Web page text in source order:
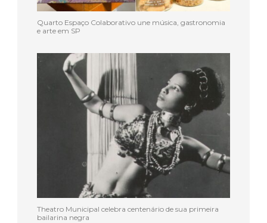
Quarto Espaço Colaborativo une música, gastronomia
e arte em SP
Theatro Municipal celebra centenário de sua primeira
bailarina negra